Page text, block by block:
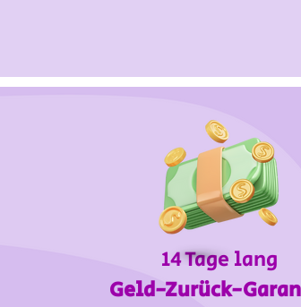
14 Tage lang
Geld-Zurück-